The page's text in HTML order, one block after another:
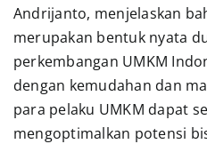
Andrijanto, menjelaskan
merupakan bentuk nyata
perkembangan UMKM
dengan kemudahan dan
para pelaku UMKM dapat
mengoptimalkan potensi